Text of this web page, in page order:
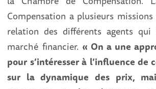
Compensation a plusieurs
relation des différents agents qui
marché financier. « On a une
pour s’intéresser à l’influence de
sur la dynamique des prix,